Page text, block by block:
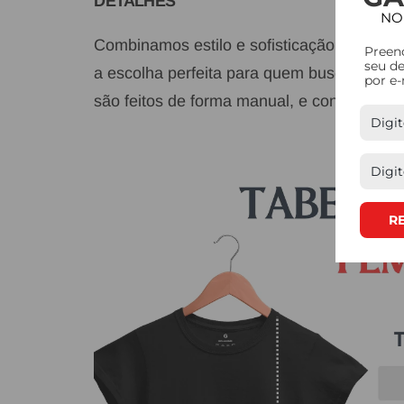
Combinamos estilo e sofisticação em
a escolha perfeita para quem busca
são feitos de forma manual, e contam
seu
por